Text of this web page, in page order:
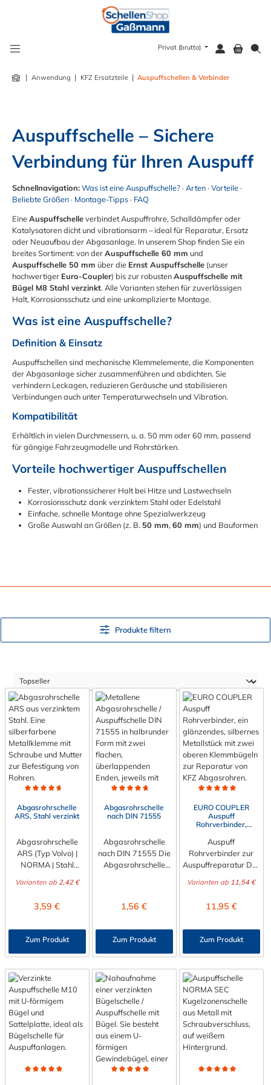
Privat (brutto)
| Anwendung | KFZ Ersatzteile | Auspuffschellen & Verbinder
Auspuffschelle – Sichere
Verbindung für Ihren Auspuff
Schnellnavigation:Was ist eine Auspuffschelle?·Arten·Vorteile·
Beliebte Größen· Montage-Tipps· FAQ
EineAuspuffschelleverbindet Auspuffrohre, Schalldämpfer oder
Katalysatoren dicht und vibrationsarm – ideal für Reparatur, Ersatz
oder Neuaufbau der Abgasanlage. In unserem Shop finden Sie ein
breites Sortiment: von derAuspuffschelle 60 mm und
Auspuffschelle 50 mm über die Ernst Auspuffschelle (unser
hochwertiger Euro-Coupler) bis zur robustenAuspuffschelle mit
Bügel M8 Stahl verzinkt. Alle Varianten stehen für zuverlässigen
Halt, Korrosionsschutz und eine unkomplizierte Montage.
Was ist eine Auspuffschelle?
Definition & Einsatz
Auspuffschellen sind mechanische Klemmelemente, die Komponenten
der Abgasanlage sicher zusammenführen und abdichten. Sie
verhindern Leckagen, reduzieren Geräusche und stabilisieren
Verbindungen auch unter Temperaturwechseln und Vibration.
Kompatibilität
Erhältlich in vielen Durchmessern, u. a. 50 mm oder 60 mm, passend
für gängige Fahrzeugmodelle und Rohrstärken.
Vorteile hochwertiger Auspuffschellen
Fester, vibrationssicherer Halt bei Hitze und Lastwechseln
Korrosionsschutz dank verzinktem Stahl oder Edelstahl
Einfache, schnelle Montage ohne Spezialwerkzeug
Große Auswahl an Größen (z. B. 50 mm, 60 mm) und Bauformen
Produkte filtern
Abgasrohrschelle
ARS, Stahl verzinkt
Abgasrohrschelle
ARS (Typ Volvo) |
NORMA | Stahl
NORMA
ARS (in der Praxis
erste Wahl für eine
absolut sichere,
dichte und
zuverlässige
Verbindung von
ineinandergesteckten
Rohren. Sie wurde
gezielt für die
enormen
mechanischen und
Anforderungen der
Varianten ab2,42 €
Regulärer Preis:
3,59 €
Zum Produkt
Abgasrohrschelle
nach DIN 71555
Abgasrohrschelle
nach DIN 71555 Die
Abgasrohrschelle
verbinden ebenso
einfache
Schellenkonstruktion
ermöglicht zusätzlich
die Anbringung einer
Lasche, so dass diese
auch als
Befestigungsschelle
eingesetzt werden
kann. Der
Durchmesser
der Abgasrohrschelle
nach DIN 71555 ist
Regulärer Preis:
1,56 €
Zum Produkt
EURO COUPLER
Auspuff
Rohrverbinder,
Auspuff
Rohrverbinder zur
Auspuffreparatur Der
Rohrverbinder zur
verbindet effektiv
dass Rohre geweitet
oder geschlitzt
werden müssen.
Diese Schelle bietet
höchste Leistung und
stellt eine
wartungsfreundliche
Abgasverbindung
her, die sich schnell
montieren und
Die Verbindung ist
Varianten ab 11,54 €
Regulärer Preis:
11,95 €
Zum Produkt